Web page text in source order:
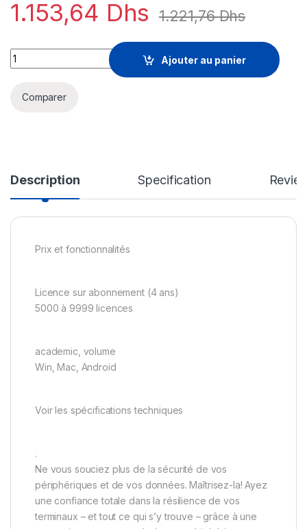
1.153,64 Dhs 1.221,76Dhs
Absolute Control - licence d'abonnement (4 ans) - 1 licence
Ajouter au panier
Comparer
Description Specification
Prix et fonctionnalités
Licence sur abonnement (4 ans)
5000 à 9999 licences
academic, volume
Win, Mac, Android
Voir les spécifications techniques
.
Ne vous souciez plus de la sécurité de vos
périphériques et de vos données. Maîtrisez-la! Ayez
une confiance totale dans la résilience de vos
terminaux – et tout ce qui s’y trouve – grâce à une